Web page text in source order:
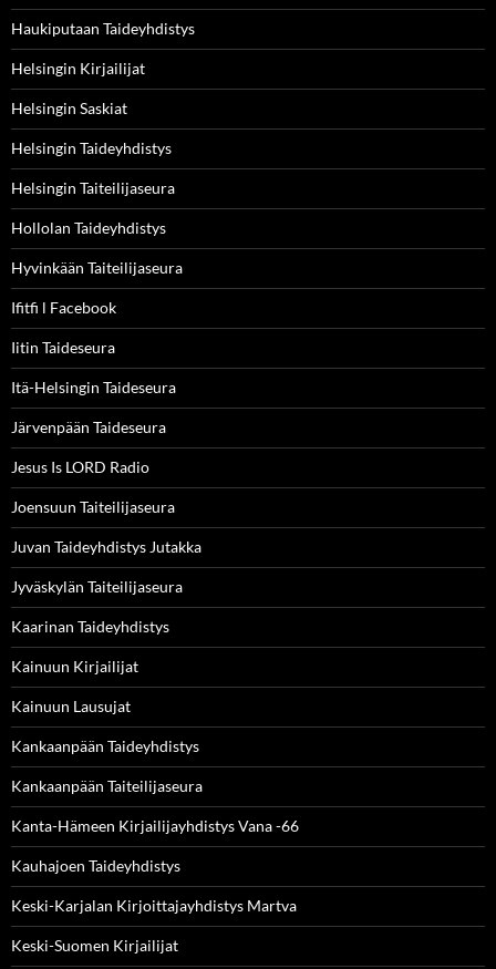
Haukiputaan Taideyhdistys
Helsingin Kirjailijat
Helsingin Saskiat
Helsingin Taideyhdistys
Helsingin Taiteilijaseura
Hollolan Taideyhdistys
Hyvinkään Taiteilijaseura
Ifitfi l Facebook
Iitin Taideseura
Itä-Helsingin Taideseura
Järvenpään Taideseura
Jesus Is LORD Radio
Joensuun Taiteilijaseura
Juvan Taideyhdistys Jutakka
Jyväskylän Taiteilijaseura
Kaarinan Taideyhdistys
Kainuun Kirjailijat
Kainuun Lausujat
Kankaanpään Taideyhdistys
Kankaanpään Taiteilijaseura
Kanta-Hämeen Kirjailijayhdistys Vana -66
Kauhajoen Taideyhdistys
Keski-Karjalan Kirjoittajayhdistys Martva
Keski-Suomen Kirjailijat